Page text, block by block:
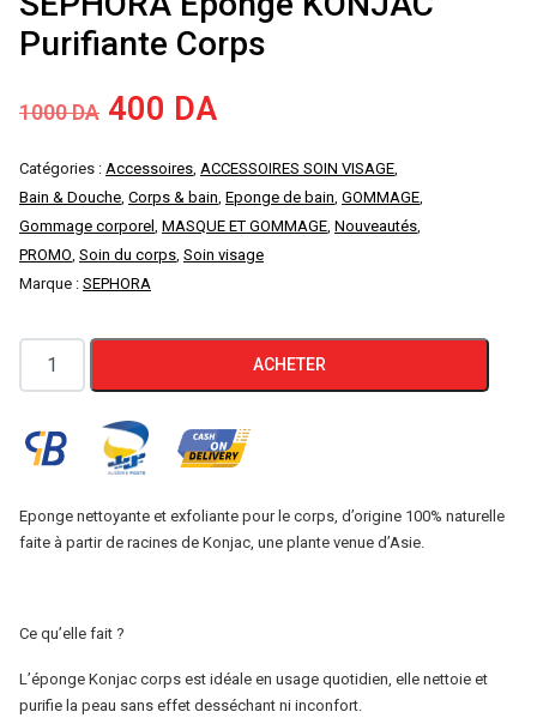
Purifiante Corps
1000DA Le
prix
initial
était :
1000 DA.
400 DALe
prix
actuel
est :
400 DA.
Catégories : Accessoires, ACCESSOIRES SOIN VISAGE,
Bain & Douche, Corps & bain, Eponge de bain, GOMMAGE,
Gommage corporel , MASQUE ET GOMMAGE, Nouveautés,
PROMO, Soin du corps, Soin visage
Marque : SEPHORA
quantité
de
Eponge
Purifiante
Corps
ACHETER
Eponge nettoyante et exfoliante pour le corps, d’origine 100% naturelle
faite à partir de racines de Konjac, une plante venue d’Asie.
Ce qu’elle fait ?
L’éponge Konjac corps est idéale en usage quotidien, elle nettoie et
purifie la peau sans effet desséchant ni inconfort.